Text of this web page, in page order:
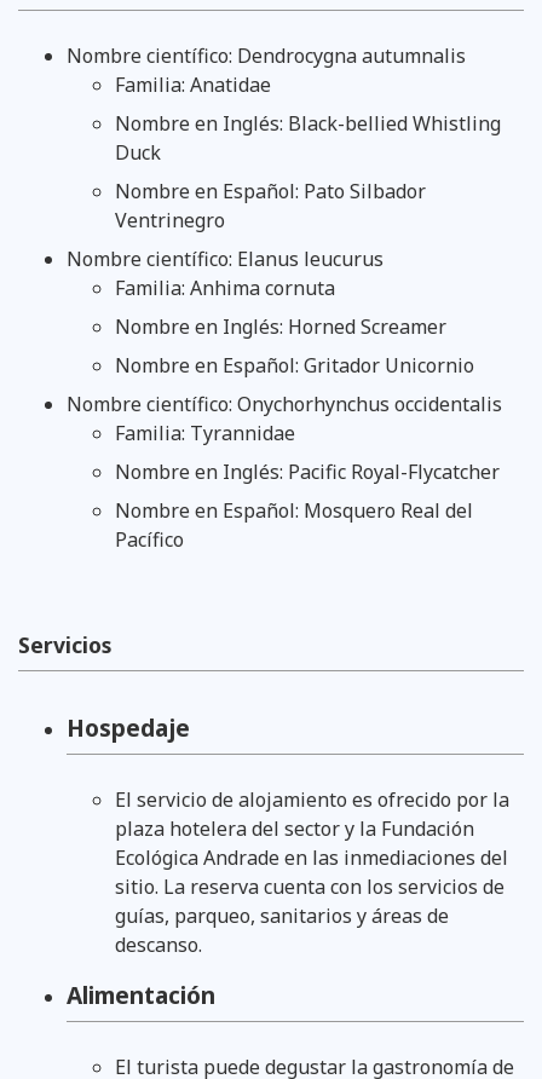
Nombre científico: Dendrocygna autumnalis
Familia: Anatidae
Nombre en Inglés: Black-bellied Whistling
Duck
Nombre en Español: Pato Silbador
Ventrinegro
Nombre científico: Elanus leucurus
Familia: Anhima cornuta
Nombre en Inglés: Horned Screamer
Nombre en Español: Gritador Unicornio
Nombre científico: Onychorhynchus occidentalis
Familia: Tyrannidae
Nombre en Inglés: Pacific Royal-Flycatcher
Nombre en Español: Mosquero Real del
Pacífico
Servicios
Hospedaje
El servicio de alojamiento es ofrecido por la
plaza hotelera del sector y la Fundación
Ecológica Andrade en las inmediaciones del
sitio. La reserva cuenta con los servicios de
guías, parqueo, sanitarios y áreas de
descanso.
Alimentación
El turista puede degustar la gastronomía de